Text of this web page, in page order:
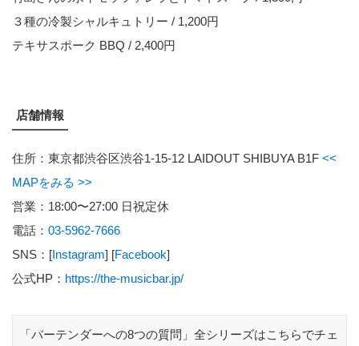
３種の冷製シャルキュトリー / 1,200円
テキサスポーク BBQ / 2,400円
店舗情報
住所：東京都渋谷区渋谷1-15‐12 LAIDOUT SHIBUYA B1F <<
MAPをみる >>
営業：18:00〜27:00 日祝定休
電話： 03-5962-7666
SNS：[Instagram] [Facebook]
公式HP： https://the-musicbar.jp/
「バーテンダーへの8つの質問」全シリーズはこちらでチェ